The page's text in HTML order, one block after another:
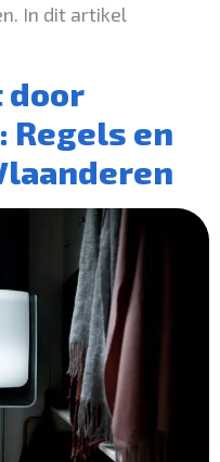
In dit artikel
door
Regels en